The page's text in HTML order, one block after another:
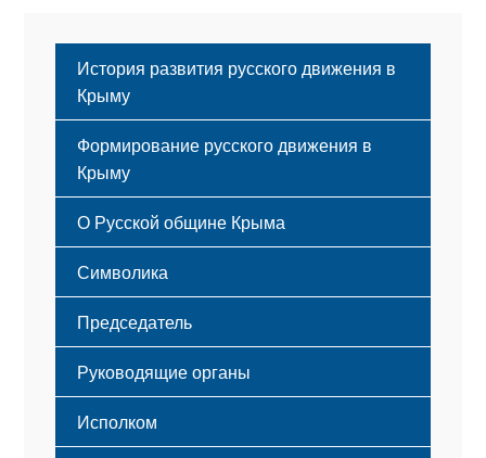
История развития русского движения в
Крыму
Формирование русского движения в
Крыму
Русский Крым
О Русской общине Крыма
Этапы становления
Принципы деятельности
Структура
Мероприятия
Символика
Флаг
Герб
Гимн
Председатель
Руководящие органы
Исполком